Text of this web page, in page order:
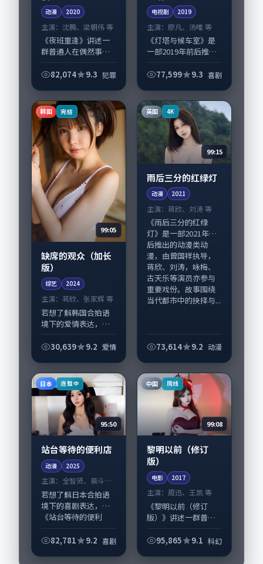
动漫 2020
主演： 沈腾、梁朝伟 等
《夜班重逢》讲述一
群普通人在偶然事件
的故事，犯罪类型元
擅长留白叙事，沈
腾、梁朝伟的情感拿
捏...
82,074 9.3 犯罪
电视剧 2019
主演：廖凡、汤唯 等
《灯塔与候车室》是
一部2019年前后推出
朴赞郁执导，廖凡、
份。故事围绕当代都
市中的抉择与救...
77,599 9.3 喜剧
韩国 完结
99:05
缺席的观众（加长
版）
综艺 2024
主演： 蒋欣、张家辉 等
若想了解韩国合拍语
境下的爱情表达，
版）》值得关注：剧
欣、张家辉与配角群
戏并重。影片2024
年...
30,639 9.2 爱情
英国 4K
99:15
雨后三分的红绿灯
动漫 2021
主演： 蒋欣、刘涛 等
《雨后三分的红绿
灯》是一部2021年前
后推出的动漫类动
漫，由曾国祥执导，
蒋欣、刘涛，咏梅、
古天乐等演员亦参与
重要戏份。故事围绕
当代都市中的抉择与...
73,614 9.2 动漫
日本 连载中
95:50
站台等待的便利店
动漫 2025
主演： 全智贤、裴斗娜
等
若想了解日本合拍语
境下的喜剧表达，
《站台等待的便利
侧重人物动机与生活
82,781 9.2 喜剧
中国 院线
99:08
黎明以前（修订
版）
电影 2017
主演： 周迅、王凯 等
《黎明以前（修订
版）》讲述一群普通
改写人生轨迹的故
95,865 9.1 科幻